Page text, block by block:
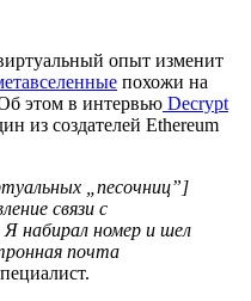
опыт изменит
похожи на
этом в интервью Decrypt
из создателей Ethereum
„песочниц”]
связи с
набирал номер и шел
почта